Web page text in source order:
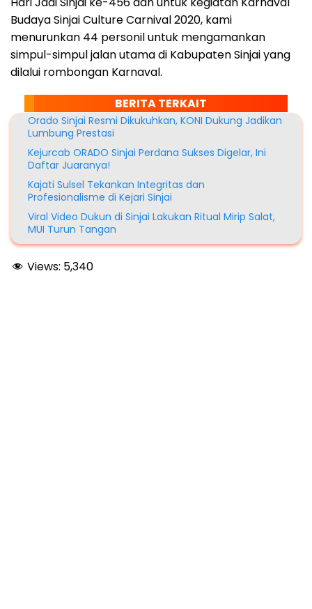
Budaya Sinjai Culture Carnival 2020, kami
menurunkan 44 personil untuk mengamankan
simpul-simpul jalan utama di Kabupaten Sinjai yang
dilalui rombongan Karnaval.
BERITA TERKAIT
Orado Sinjai Resmi Dikukuhkan, KONI Dukung Jadikan
Lumbung Prestasi
Kejurcab ORADO Sinjai Perdana Sukses Digelar, Ini
Daftar Juaranya!
Kajati Sulsel Tekankan Integritas dan
Profesionalisme di Kejari Sinjai
Viral Video Dukun di Sinjai Lakukan Ritual Mirip Salat,
MUI Turun Tangan
Views: 5,340